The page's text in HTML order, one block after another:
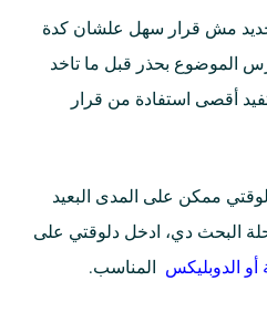
جديد مش قرار سهل علشان كدة
الموضوع بحذر قبل ما تاخد
أقصى استفادة من قرار
ممكن على المدى البعيد
البحث دي، ادخل دلوقتي على
أو الدوبليكس المناسب.